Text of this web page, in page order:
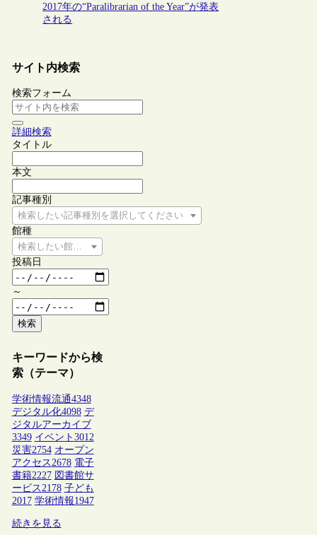
2017年の“Paralibrarian of the Year”が発表
される
サイト内検索
検索フォーム
詳細検索
タイトル
本文
記事種別
検索したい記事種別を選択してください
館種
検索したい館種を選択してください
投稿日
～
検索
キーワードから検
索（テーマ）
学術情報流通4348
デジタル化4098 デ
ジタルアーカイブ
3349 イベント 3012
災害2754 オープン
アクセス 2678 電子
書籍2227 図書館サ
ービス 2178 子ども
2017 学術情報1947
続きを見る